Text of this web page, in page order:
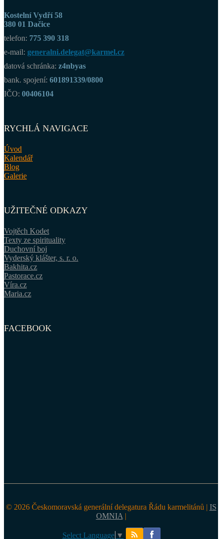
Kostelní Vydří 58
380 01 Dačice
telefon: 775 390 318
e-mail: generalni.delegat@karmel.cz
datová schránka: z4nbyas
bank. spojení: 601891339/0800
IČO: 00406104
RYCHLÁ NAVIGACE
Úvod
Kalendář
Blog
Galerie
UŽITEČNÉ ODKAZY
Vojtěch Kodet
Texty ze spirituality
Duchovní boj
Vyderský klášter, s. r. o.
Bakhita.cz
Pastorace.cz
Víra.cz
Maria.cz
FACEBOOK
© 2026 Českomoravská generální delegatura Řádu karmelitánů | IS
OMNIA |
Select Language ▼